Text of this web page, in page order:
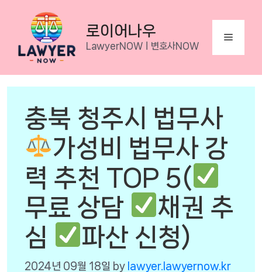
content
로이어나우
LawyerNOWㅣ변호사NOW
Menu
충북 청주시 법무사
가성비 법무사 강
력 추천 TOP 5(
무료 상담
채권 추
심
파산 신청)
2024년 09월 18일 by lawyer.lawyernow.kr